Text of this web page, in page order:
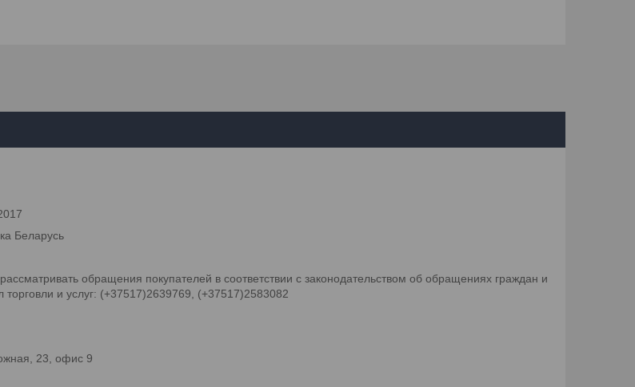
Беларусь
обращения покупателей в соответствии с законодательством об обращениях граждан и
и услуг: (+37517)2639769, (+37517)2583082
23, офис 9